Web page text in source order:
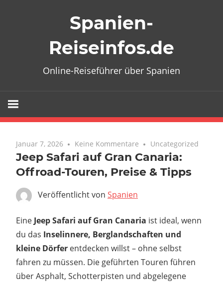
Spanien-
Reiseinfos.de
Online-Reiseführer über Spanien
Januar 7, 2026 Keine Kommentare Uncategorized
Jeep Safari auf Gran Canaria:
Offroad-Touren, Preise & Tipps
Veröffentlicht von Spanien
Eine Jeep Safari auf Gran Canaria ist ideal, wenn
du das Inselinnere, Berglandschaften und
kleine Dörfer entdecken willst – ohne selbst
fahren zu müssen. Die geführten Touren führen
über Asphalt, Schotterpisten und abgelegene